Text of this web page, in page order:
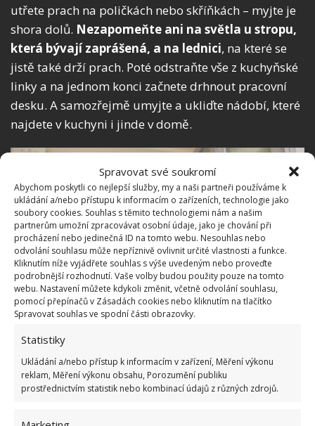
Spravovat své soukromí
Abychom poskytli co nejlepší služby, my a naši partneři používáme k
ukládání a/nebo přístupu k informacím o zařízeních, technologie jako
soubory cookies. Souhlas s těmito technologiemi nám a našim
partnerům umožní zpracovávat osobní údaje, jako je chování při
procházení nebo jedinečná ID na tomto webu. Nesouhlas nebo
odvolání souhlasu může nepříznivě ovlivnit určité vlastnosti a funkce.
Kliknutím níže vyjádřete souhlas s výše uvedeným nebo proveďte
podrobnější rozhodnutí. Vaše volby budou použity pouze na tomto
webu. Nastavení můžete kdykoli změnit, včetně odvolání souhlasu,
pomocí přepínačů v Zásadách cookies nebo kliknutím na tlačítko
Spravovat souhlas ve spodní části obrazovky.
Statistiky
Ukládání a/nebo přístup k informacím v zařízení, Měření výkonu
reklam, Měření výkonu obsahu, Porozumění publiku
prostřednictvím statistik nebo kombinací údajů z různých zdrojů.
utřete prach na poličkách nebo skříňkách – myjte je
shora dolů. Nezapomeňte ani na světla u stropu,
která bývají zaprášená, a na lednici, na které se
jistě také drží prach. Poté odstraňte vše z kuchyňské
linky a na jednom konci začnete drhnout pracovní
desku. A samozřejmě umyjte a ukliďte nádobí, které
najdete v kuchyni i jinde v domě.
Poté budete moci vyčistit také odkapávač, kde se
všechno naskládejte a pak ji zapněte.